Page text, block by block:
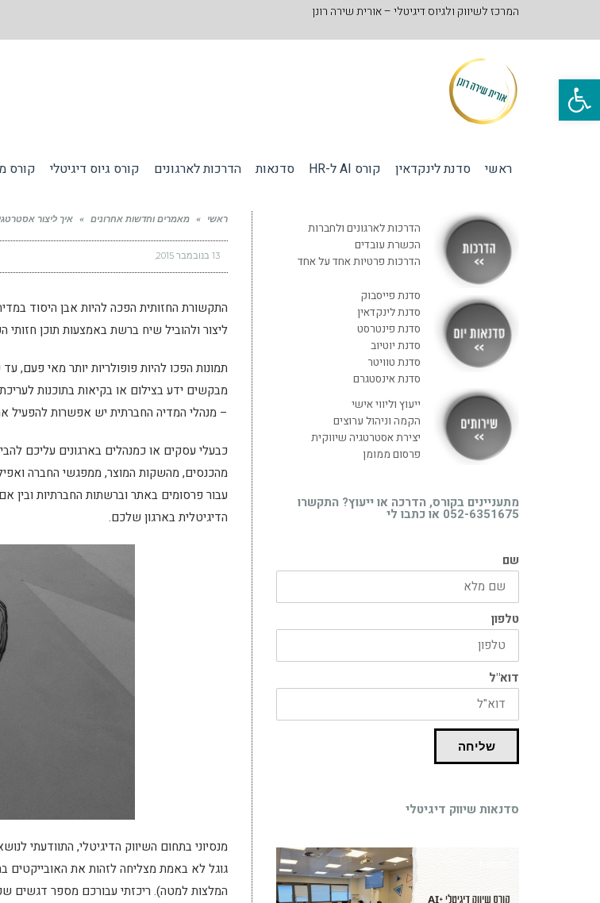
פתח סרגל נגישות
המרכז לשיווק ולגיוס דיגיטלי – אורית שירה רונן
ראשי סדנת לינקדאין קורס AI ל-HR סדנאות הדרכות לארגונים קורס גיוס דיגיטלי קורס
ראשי » מאמרים וחדשות אחרונים » איך ליצור אסטרטגיה
13 בנובמבר 2015
התקשורת החזותית הפכה להיות אבן היסוד
ליצור ולהוביל שיח ברשת באמצעות תוכן חזותי
תמונות הפכו להיות פופולריות יותר מאי
מבקשים ידע בצילום או בקיאות בתוכנות
– מנהלי המדיה החברתית יש אפשרות להפעיל
כבעלי עסקים או כמנהלים בארגונים עליכם
מהכנסים, מהשקות המוצר, ממפגשי החברה
עבור פרסומים באתר וברשתות החברתיות ובין
הדיגיטלית בארגון שלכם.
מנסיוני בתחום השיווק הדיגיטלי, התוודעתי
גוגל לא באמת מצליחה לזהות את האובייקטים
הדרכות לארגונים ולחברות
הכשרת עובדים
הדרכות פרטיות אחד על אחד
סדנת פייסבוק
סדנת לינקדאין
סדנת פינטרסט
סדנת יוטיוב
סדנת טוויטר
סדנת אינסטגרם
ייעוץ וליווי אישי
הקמה וניהול ערוצים
יצירת אסטרטגיה שיווקית
פרסום ממומן
מתעניינים בקורס, הדרכה או ייעוץ? התקשרו
052-6351675 או כתבו לי
שם
טלפון
דוא"ל
שליחה
סדנאות שיווק דיגיטלי